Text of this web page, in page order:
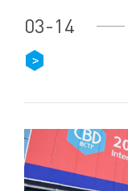
03-14